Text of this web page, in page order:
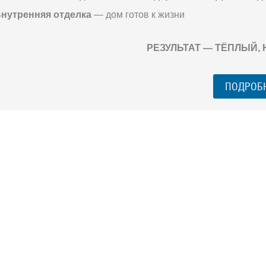
отделка — дом готов к жизни
РЕЗУЛЬТАТ —